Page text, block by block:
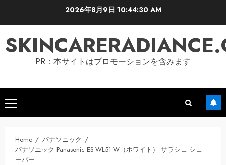
2026年8月9日10:44:31 AM
PR：本サイトはプロモーションを含みます
Primary
Menu
Home
パナソニック
パナソニック Panasonic ES-WL51-W（ホワイト） サラシェ シェ
ーバー